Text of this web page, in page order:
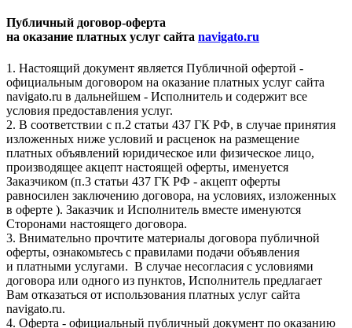
Публичный договор-оферта
на оказание платных услуг сайта navigato.ru
1. Настоящий документ является Публичной офертой -
официальным договором на оказание платных услуг сайта
navigato.ru в дальнейшем - Исполнитель и содержит все
условия предоставления услуг.
2. В соответствии с п.2 статьи 437 ГК РФ, в случае принятия
изложенных ниже условий и расценок на размещение
платных объявлений юридическое или физическое лицо,
производящее акцепт настоящей оферты, именуется
Заказчиком (п.3 статьи 437 ГК РФ - акцепт оферты
равносилен заключению договора, на условиях, изложенных
в оферте ). Заказчик и Исполнитель вместе именуются
Сторонами настоящего договора.
3. Внимательно прочтите материалы договора публичной
оферты, ознакомьтесь с правилами подачи объявления
и платными услугами. В случае несогласия с условиями
договора или одного из пунктов, Исполнитель предлагает
Вам отказаться от использования платных услуг сайта
navigato.ru.
4. Оферта - официальный публичный документ по оказанию